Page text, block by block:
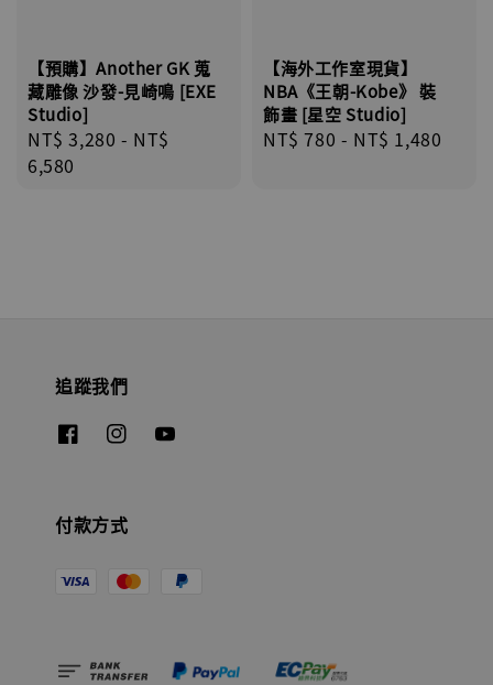
【預購】Another GK 蒐
藏雕像 沙發-見崎鳴 [EXE
Studio]
Regular
price
NT$ 3,280 - NT$
6,580
【海外工作室現貨】
NBA《王朝-Kobe》 裝
飾畫 [星空 Studio]
Regular
NT$ 780 - NT$ 1,480
追蹤我們
付款方式